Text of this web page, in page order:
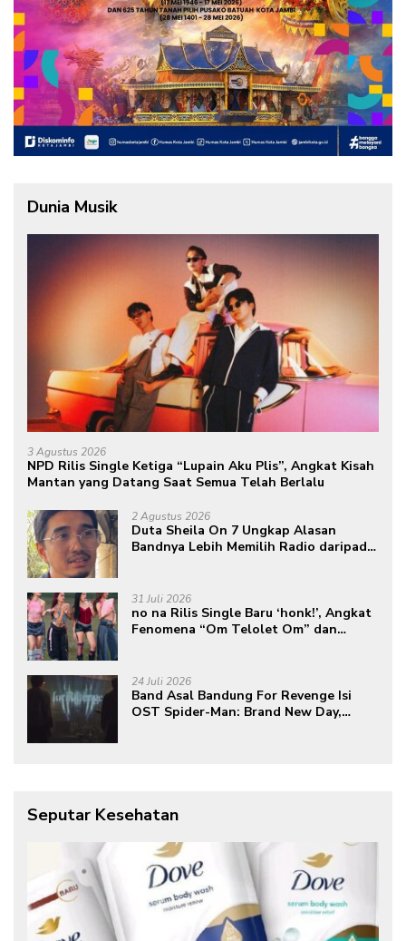
Dunia Musik
3 Agustus 2026
NPD Rilis Single Ketiga “Lupain Aku Plis”, Angkat Kisah
Mantan yang Datang Saat Semua Telah Berlalu
2 Agustus 2026
Duta Sheila On 7 Ungkap Alasan
Bandnya Lebih Memilih Radio daripada
31 Juli 2026
no na Rilis Single Baru ‘honk!’, Angkat
Fenomena “Om Telolet Om” dan
24 Juli 2026
Band Asal Bandung For Revenge Isi
OST Spider-Man: Brand New Day,
Seputar Kesehatan